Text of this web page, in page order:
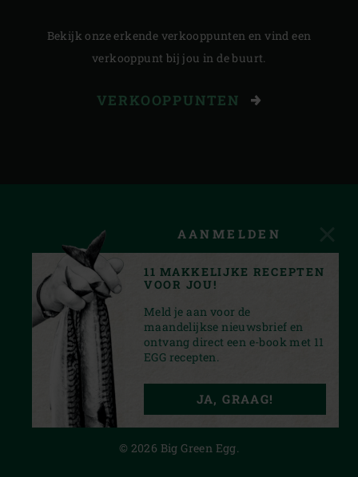
Bekijk onze erkende verkooppunten en vind een
verkooppunt bij jou in de buurt.
VERKOOPPUNTEN
INSTAGRAMYOUTUBETIKTOKFACEBOOKPINTEREST
PRIVACY STATEMENT
© 2026 Big Green Egg.
AANMELDEN
11 MAKKELIJKE RECEPTEN
VOOR JOU!
Meld je aan voor de
maandelijkse nieuwsbrief en
ontvang direct een e-book met 11
EGG recepten.
JA, GRAAG!